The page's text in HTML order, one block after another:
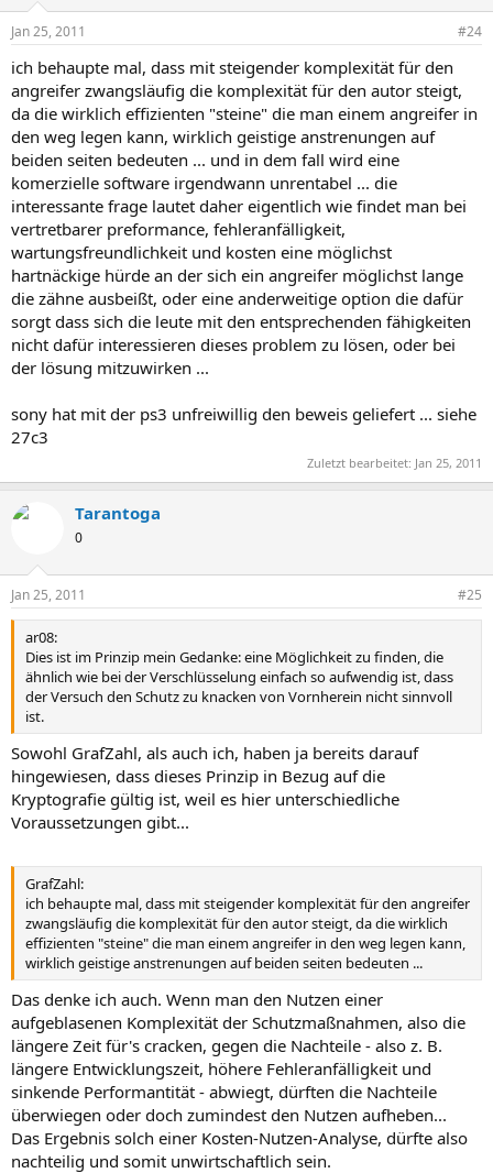
Jan 25, 2011 #24
ich behaupte mal, dass mit steigender komplexität für den
angreifer zwangsläufig die komplexität für den autor steigt,
da die wirklich effizienten "steine" die man einem angreifer in
den weg legen kann, wirklich geistige anstrenungen auf
beiden seiten bedeuten ... und in dem fall wird eine
komerzielle software irgendwann unrentabel ... die
interessante frage lautet daher eigentlich wie findet man bei
vertretbarer preformance, fehleranfälligkeit,
wartungsfreundlichkeit und kosten eine möglichst
hartnäckige hürde an der sich ein angreifer möglichst lange
die zähne ausbeißt, oder eine anderweitige option die dafür
sorgt dass sich die leute mit den entsprechenden fähigkeiten
nicht dafür interessieren dieses problem zu lösen, oder bei
der lösung mitzuwirken ...
sony hat mit der ps3 unfreiwillig den beweis geliefert ... siehe
27c3
Zuletzt bearbeitet: Jan 25, 2011
Tarantoga
0
Jan 25, 2011 #25
ar08:
Dies ist im Prinzip mein Gedanke: eine Möglichkeit zu finden, die
ähnlich wie bei der Verschlüsselung einfach so aufwendig ist, dass
der Versuch den Schutz zu knacken von Vornherein nicht sinnvoll
ist.
Sowohl GrafZahl, als auch ich, haben ja bereits darauf
hingewiesen, dass dieses Prinzip in Bezug auf die
Kryptografie gültig ist, weil es hier unterschiedliche
Voraussetzungen gibt...
GrafZahl:
ich behaupte mal, dass mit steigender komplexität für den angreifer
zwangsläufig die komplexität für den autor steigt, da die wirklich
effizienten "steine" die man einem angreifer in den weg legen kann,
wirklich geistige anstrenungen auf beiden seiten bedeuten ...
Das denke ich auch. Wenn man den Nutzen einer
aufgeblasenen Komplexität der Schutzmaßnahmen, also die
längere Zeit für's cracken, gegen die Nachteile - also z. B.
längere Entwicklungszeit, höhere Fehleranfälligkeit und
sinkende Performantität - abwiegt, dürften die Nachteile
überwiegen oder doch zumindest den Nutzen aufheben...
Das Ergebnis solch einer Kosten-Nutzen-Analyse, dürfte also
nachteilig und somit unwirtschaftlich sein.